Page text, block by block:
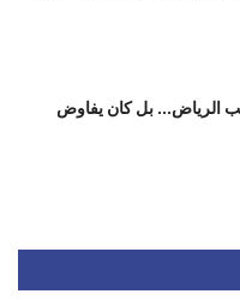
الرياض... بل كان يفاوض